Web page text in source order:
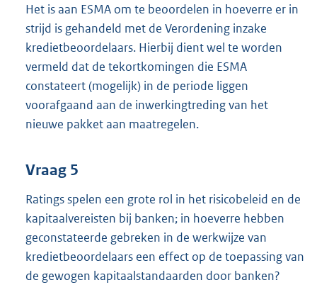
Het is aan ESMA om te beoordelen in hoeverre er in
strijd is gehandeld met de Verordening inzake
kredietbeoordelaars. Hierbij dient wel te worden
vermeld dat de tekortkomingen die ESMA
constateert (mogelijk) in de periode liggen
voorafgaand aan de inwerkingtreding van het
nieuwe pakket aan maatregelen.
Vraag 5
Ratings spelen een grote rol in het risicobeleid en de
kapitaalvereisten bij banken; in hoeverre hebben
geconstateerde gebreken in de werkwijze van
kredietbeoordelaars een effect op de toepassing van
de gewogen kapitaalstandaarden door banken?